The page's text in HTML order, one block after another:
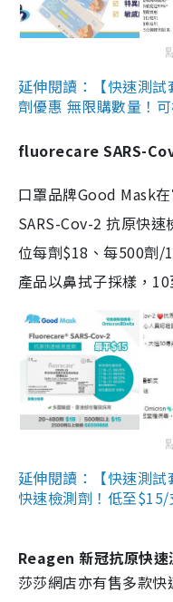
延伸閱讀：【快速測
劑優惠 無限購數量！
fluorecare SARS-
口罩品牌Good Mask
SARS-Cov-2 抗原快
位每劑$18、每500劑/
產品以鼻拭子採樣，
延伸閱讀：【快速測
快速檢測劑！低至
Reagen 新冠抗原快速
莎莎網店亦有售多款